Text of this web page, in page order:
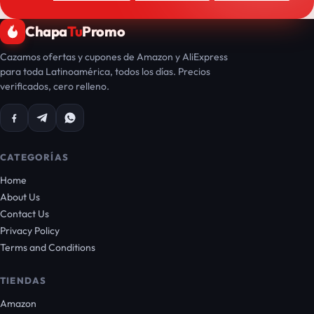
ChapaTuPromo
Cazamos ofertas y cupones de Amazon y AliExpress
para toda Latinoamérica, todos los días. Precios
verificados, cero relleno.
CATEGORÍAS
Home
About Us
Contact Us
Privacy Policy
Terms and Conditions
TIENDAS
Amazon